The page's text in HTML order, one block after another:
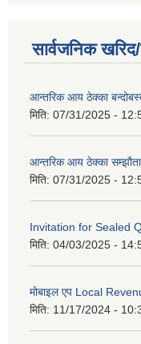
सार्वजनिक
आन्तरिक आय ठेक्का
मिति: 07/31/2025 -
आन्तरिक आय ठेक्का
मिति: 07/31/2025 -
Invitation for Sealed
मिति: 04/03/2025 -
मोबाइल एप Local
मिति: 11/17/2024 -